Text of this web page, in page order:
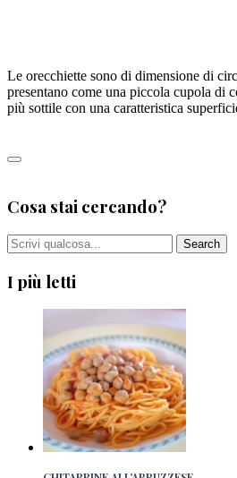
Le orecchiette sono di dimensione di
presentano come una piccola cupola di
più sottile con una caratteristica
Cosa stai cercando?
I più letti